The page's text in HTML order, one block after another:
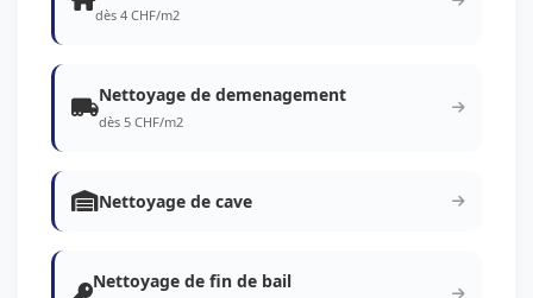
dès 4 CHF/m2
Nettoyage de demenagement
dès 5 CHF/m2
Nettoyage de cave
Nettoyage de fin de bail